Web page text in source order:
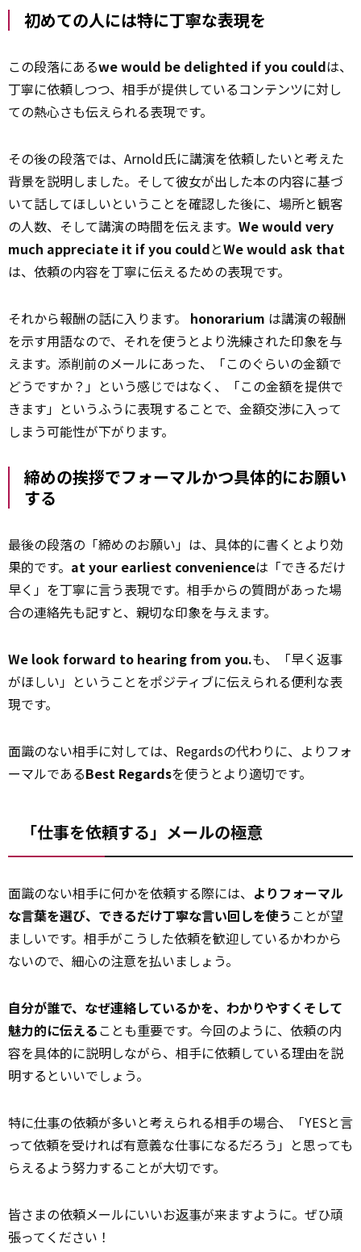
初めての人には特に丁寧な表現を
この段落にあるwe would be delighted if you couldは、
丁寧に依頼しつつ、相手が提供しているコンテンツに対し
ての熱心さも伝えられる表現です。
その後の段落では、Arnold氏に講演を依頼したいと考えた
背景を説明しました。そして彼女が出した本の内容に基づ
いて話してほしいということを確認した後に、場所と観客
の人数、そして講演の時間を伝えます。 We would very
much appreciate it if you couldとWe would ask that
は、依頼の内容を丁寧に伝えるための表現です。
それから報酬の話に入ります。 honorarium は講演の報酬
を示す用語なので、それを使うとより洗練された印象を与
えます。添削前のメールにあった、「このぐらいの金額で
どうですか？」という感じではなく、「この金額を提供で
きます」というふうに表現することで、金額交渉に入って
しまう可能性が下がります。
締めの挨拶でフォーマルかつ具体的にお願い
する
最後の段落の「締めのお願い」は、具体的に書くとより効
果的です。 at your earliest convenienceは「できるだけ
早く」を丁寧に言う表現です。相手からの質問があった場
合の連絡先も記すと、親切な印象を与えます。
We look forward to hearing from you.も、「早く返事
がほしい」ということをポジティブに伝えられる便利な表
現です。
面識のない相手に対しては、Regardsの代わりに、よりフォ
ーマルであるBest Regardsを使うとより適切です。
「仕事を依頼する」メールの極意
面識のない相手に何かを依頼する際には、 よりフォーマル
な言葉を選び、できるだけ丁寧な言い回しを使うことが望
ましいです。相手がこうした依頼を歓迎しているかわから
ないので、細心の注意を払いましょう。
自分が誰で、なぜ連絡しているかを、わかりやすくそして
魅力的に伝えることも重要です。今回のように、依頼の内
容を具体的に説明しながら、相手に依頼している理由を説
明するといいでしょう。
特に仕事の依頼が多いと考えられる相手の場合、「YESと言
って依頼を受ければ有意義な仕事になるだろう」と思っても
らえるよう努力することが大切です。
皆さまの依頼メールにいいお返事が来ますように。ぜひ頑
張ってください！